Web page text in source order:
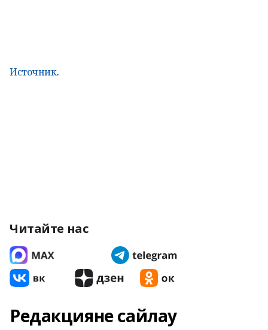
Источник.
Читайте нас
Редакцияне сайлау